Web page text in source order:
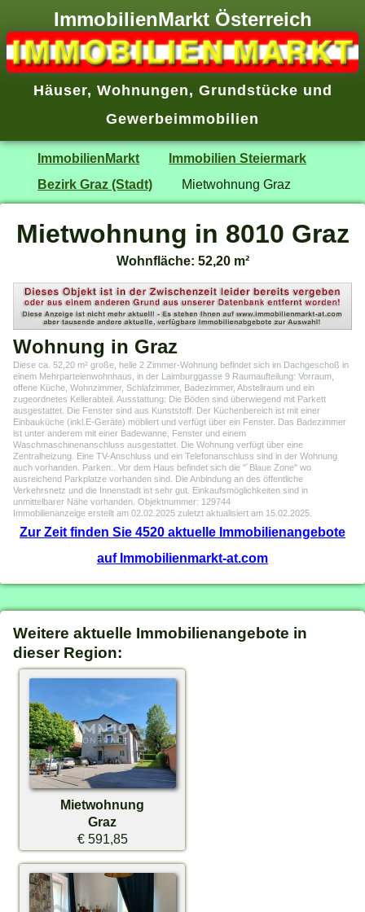
ImmobilienMarkt Österreich
Häuser, Wohnungen, Grundstücke und
Gewerbeimmobilien
ImmobilienMarkt
Immobilien Steiermark
Bezirk Graz (Stadt)
Mietwohnung Graz
Mietwohnung in 8010 Graz
Wohnfläche: 52,20 m²
Wohnung in Graz
Diese ca. 52,20 m² große, helle 2 Zimmer-Wohnung befindet sich im Dachgeschoß in
einem Mehrparteienwohnhaus, in der Laimburggasse 9 Raumaufteilung: Vorraum,
offene Küche, Wohnzimmer, Schlafzimmer, Badezimmer, Abstellraum und ein
zugeordnetes Kellerabteil. Ausstattung: Die Böden sind überwiegend mit Parkett
ausgestattet. Die Fenster sind aus Kunststoff. Der Küchenbereich ist mit einer
Einbauküche (inkl.E-Geräte) möbliert und verfügt über ein Fenster. Das Badezimmer
ist unter anderem mit einer Badewanne, Fenster und einem
Waschmaschinenanschluss ausgestattet. Die Wohnung verfügt über eine
Zentralheizung. Eine TV-Anschluss und ein Telefonanschluss sind in der Wohnung
auch vorhanden. Parken:. Vor dem Haus befindet sich die "´Blaue Zone" wo
ausreichend Parkplatze vorhanden sind. Die Anbindung an des öffentliche
Verkehrsnetz und die Innenstadt ist sehr gut. Einkaufsmöglichkeiten sind in
unmittelbarer Nähe vorhanden. Objektnummer: 129744
Immobilienanzeige erstellt am 02.02.2025 zuletzt aktualisiert am 15.02.2025.
Zur Zeit finden Sie 4520 aktuelle Immobilienangebote
auf Immobilienmarkt-at.com
Weitere aktuelle Immobilienangebote in
dieser Region:
Mietwohnung
Graz
€ 591,85